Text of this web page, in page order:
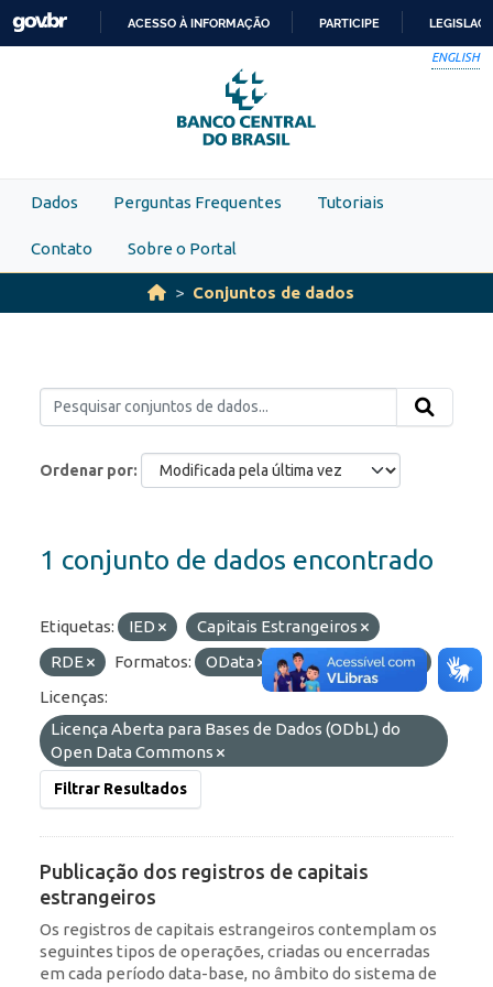
Skip to main content
PARA
O
CONTEÚDO
ACESSO À INFORMAÇÃO PARTICIPE
ENGLISH
Dados Perguntas Frequentes Tutoriais
Contato Sobre o Portal
Conjuntos de dados
Ordenar por
1 conjunto de dados encontrado
Etiquetas: IED
Capitais Estrangeiros
RDE
Formatos: OData API
HTML
Licenças:
Licença Aberta para Bases de Dados (ODbL) do
Open Data Commons
Filtrar Resultados
Publicação dos registros de capitais
estrangeiros
Os registros de capitais estrangeiros contemplam os
seguintes tipos de operações, criadas ou encerradas
em cada período data-base, no âmbito do sistema de